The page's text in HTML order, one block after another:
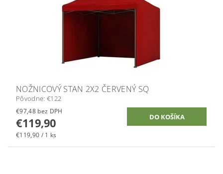
NOŽNICOVÝ STAN 2X2 ČERVENÝ SQ
Pôvodne: €122
€97,48 bez DPH
€119,90
€119,90 / 1 ks